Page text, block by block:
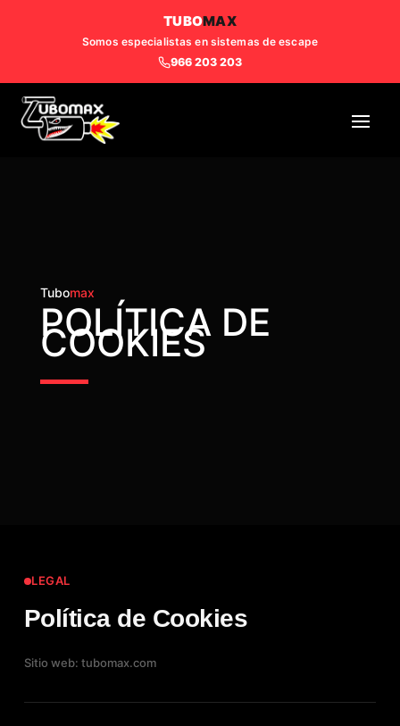
TUBOMAX
Somos especialistas en sistemas de escape
966 203 203
Tubomax
POLÍTICA DE
COOKIES
LEGAL
Política de Cookies
Sitio web: tubomax.com